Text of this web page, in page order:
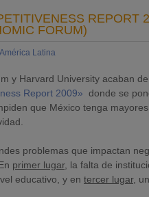
REPORT
FORUM)
América Latina
y Harvard University acaban
Report 2009» donde se
que México tenga
problemas que impactan
primer lugar, la falta de
educativo, y en tercer lugar,